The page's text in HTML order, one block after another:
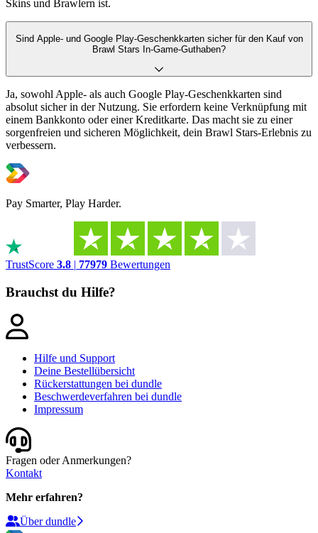
Skins und Brawlern ist.
Sind Apple- und Google Play-Geschenkkarten sicher für den Kauf von
Brawl Stars In-Game-Guthaben?
Ja, sowohl Apple- als auch Google Play-Geschenkkarten sind
absolut sicher in der Nutzung. Sie erfordern keine Verknüpfung mit
einem Bankkonto oder einer Kreditkarte. Das macht sie zu einer
sorgenfreien und sicheren Möglichkeit, dein Brawl Stars-Erlebnis zu
verbessern.
Pay Smarter, Play Harder.
TrustScore 3.8 | 77979 Bewertungen
Brauchst du Hilfe?
Hilfe und Support
Deine Bestellübersicht
Rückerstattungen bei dundle
Beschwerdeverfahren bei dundle
Impressum
Fragen oder Anmerkungen?
Kontakt
Mehr erfahren?
Über dundle